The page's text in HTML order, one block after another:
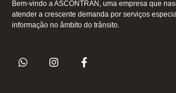
Bem-vindo a ASCONTRAN, uma empresa que
atender a crescente demanda por serviços
informação no âmbito do trânsito.